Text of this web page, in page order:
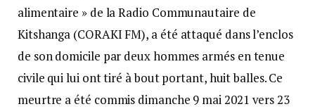
alimentaire » de la Radio Communautaire de
Kitshanga (CORAKI FM), a été attaqué dans l’enclos
de son domicile par deux hommes armés en tenue
civile qui lui ont tiré à bout portant, huit balles. Ce
meurtre a été commis dimanche 9 mai 2021 vers 23